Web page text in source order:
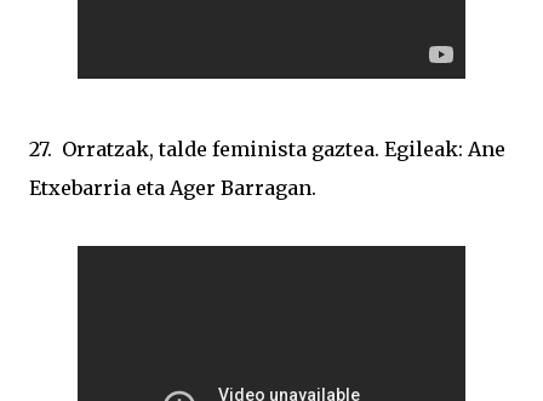
27. Orratzak, talde feminista gaztea. Egileak: Ane
Etxebarria eta Ager Barragan.